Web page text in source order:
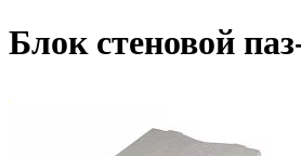
Блок стеновой